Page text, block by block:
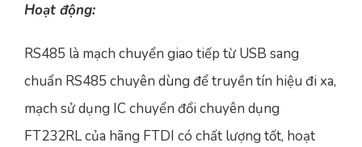
Hoạt động:
RS485 là mạch chuyển giao tiếp từ USB sang
chuẩn RS485 chuyên dùng để truyền tín hiệu đi xa,
mạch sử dụng IC chuyển đổi chuyên dụng
FT232RL của hãng FTDI có chất lượng tốt, hoạt